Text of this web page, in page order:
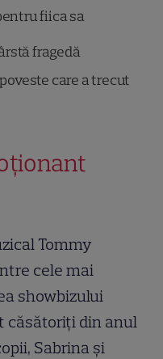
fiica sa
fragedă
care a trecut
Tommy
cele mai
showbizului
căsătoriți din anul
Sabrina și